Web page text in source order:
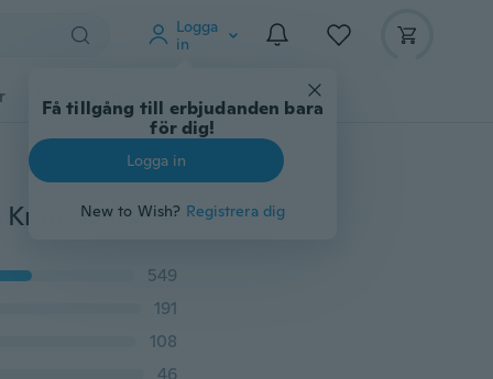
Logga
in
Få tillgång till erbjudanden bara
för dig!
Logga in
New to Wish? Registrera dig
Djurtillbehör Teknikprylar Mer
720° Roterande Kökskran Förlängare Vattensparande Kran Munstycksadapter Universal stänkfilter Spray Badrumsdisktillbehör Kranadapter
549
191
108
46